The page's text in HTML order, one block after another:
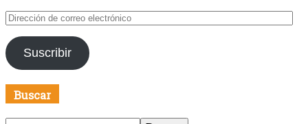
Dirección
de
correo
electrónico
Suscribir
Buscar